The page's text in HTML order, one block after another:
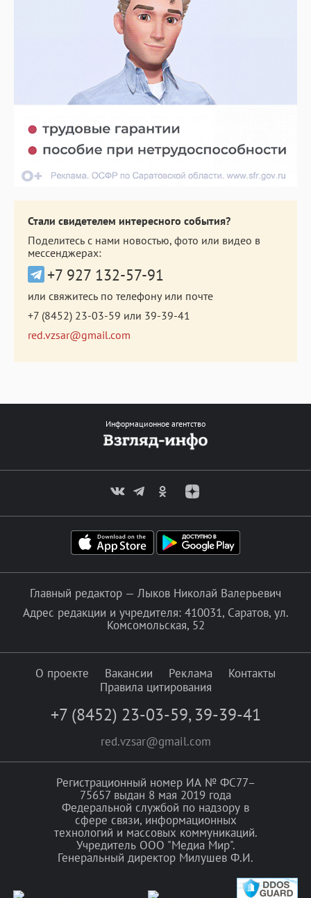
Стали свидетелем интересного события?
Поделитесь с нами новостью, фото или видео в
мессенджерах:
+7 927 132-57-91
или свяжитесь по телефону или почте
+7 (8452) 23-03-59 или 39-39-41
red.vzsar@gmail.com
Информационное агентство
Главный редактор — Лыков Николай Валерьевич
Адрес редакции и учредителя: 410031, Саратов, ул.
Комсомольская, 52
О проекте Вакансии Реклама
Контакты
Правила цитирования
+7 (8452) 23-03-59, 39-39-41
red.vzsar@gmail.com
Регистрационный номер ИА № ФС77–
75657 выдан 8 мая 2019 года
Федеральной службой по надзору в
сфере связи, информационных
технологий и массовых коммуникаций.
Учредитель ООО "Медиа Мир".
Генеральный директор Милушев Ф.И.